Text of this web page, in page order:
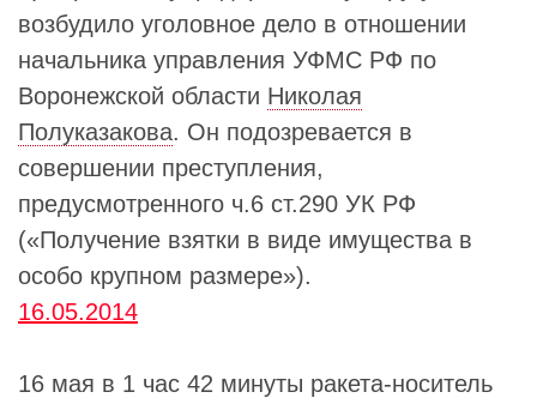
возбудило уголовное дело в отношении
начальника управления УФМС РФ по
Воронежской области Николая
Полуказакова. Он подозревается в
совершении преступления,
предусмотренного ч.6 ст.290 УК РФ
(«Получение взятки в виде имущества в
особо крупном размере»).
16.05.2014
16 мая в 1 час 42 минуты ракета-носитель